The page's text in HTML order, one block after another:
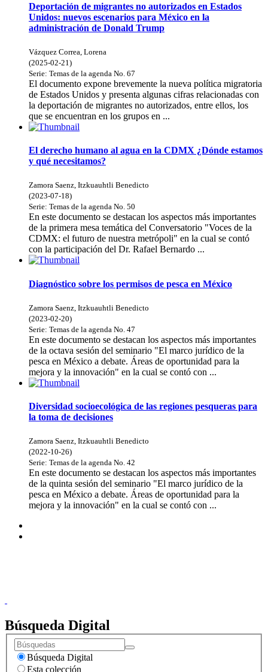
Deportación de migrantes no autorizados en Estados
Unidos: nuevos escenarios para México en la
administración de Donald Trump
Vázquez Correa, Lorena
(2025-02-21 )
Serie: Temas de la agenda No. 67
El documento expone brevemente la nueva política migratoria
de Estados Unidos y presenta algunas cifras relacionadas con
la deportación de migrantes no autorizados, entre ellos, los
que se encuentran en los grupos en ...
El derecho humano al agua en la CDMX ¿Dónde estamos
y qué necesitamos?
Zamora Saenz, Itzkuauhtli Benedicto
(2023-07-18)
Serie: Temas de la agenda No. 50
En este documento se destacan los aspectos más importantes
de la primera mesa temática del Conversatorio "Voces de la
CDMX: el futuro de nuestra metrópoli" en la cual se contó
con la participación del Dr. Rafael Bernardo ...
Diagnóstico sobre los permisos de pesca en México
Zamora Saenz, Itzkuauhtli Benedicto
(2023-02-20)
Serie: Temas de la agenda No. 47
En este documento se destacan los aspectos más importantes
de la octava sesión del seminario "El marco jurídico de la
pesca en México a debate. Áreas de oportunidad para la
mejora y la innovación" en la cual se contó con ...
Diversidad socioecológica de las regiones pesqueras para
la toma de decisiones
Zamora Saenz, Itzkuauhtli Benedicto
(2022-10-26)
Serie: Temas de la agenda No. 42
En este documento se destacan los aspectos más importantes
de la quinta sesión del seminario "El marco jurídico de la
pesca en México a debate. Áreas de oportunidad para la
mejora y la innovación" en la cual se contó con ...
Búsqueda Digital
Búsqueda Digital
Esta colección